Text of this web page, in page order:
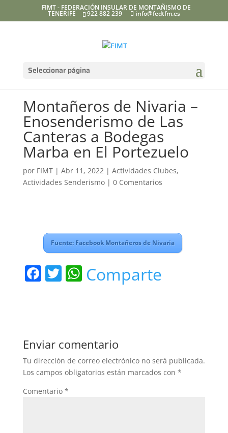
FIMT - FEDERACIÓN INSULAR DE MONTAÑISMO DE
TENERIFE 922 882 239 info@fedtfm.es
Seleccionar página
Montañeros de Nivaria –
Enosenderismo de Las
Canteras a Bodegas
Marba en El Portezuelo
por FIMT| Abr 11, 2022| Actividades Clubes,
Actividades Senderismo| 0 Comentarios
Fuente: Facebook Montañeros de Nivaria
F
b
o
o
k
T W
A
p
p
Comparte
Enviar comentario
Tu dirección de correo electrónico no será publicada.
Los campos obligatorios están marcados con *
Comentario *